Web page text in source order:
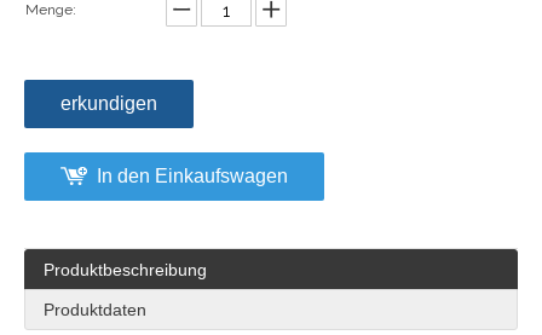
Menge:
erkundigen
In den Einkaufswagen
Produktbeschreibung
Produktdaten